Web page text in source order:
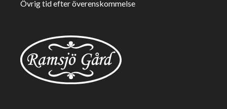
Övrig tid efter överenskommelse